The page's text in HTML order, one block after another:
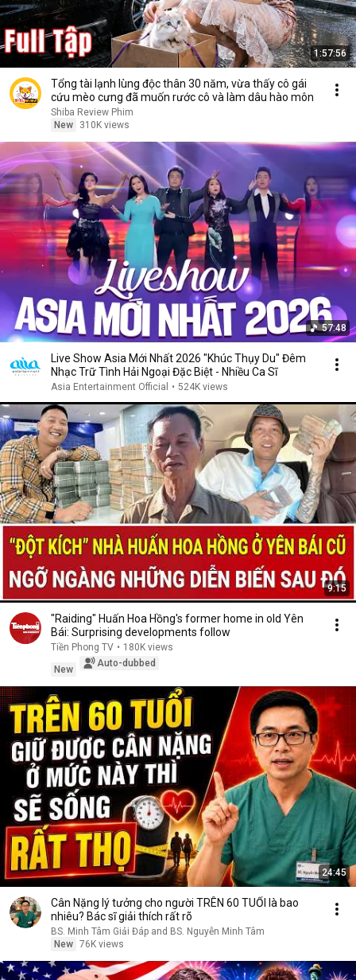
1:57:56
Tổng tài lạnh lùng độc thân 30 năm, vừa thấy cô gái
cứu mèo cưng đã muốn rước cô và làm dâu hào môn
Shiba Review Phim
New
310K views
57:48
Live Show Asia Mới Nhất 2026 "Khúc Thụy Du" Đêm
Nhạc Trữ Tình Hải Ngoại Đặc Biệt - Nhiều Ca Sĩ
Asia Entertainment Official • 524K views
9:15
"Raiding" Huấn Hoa Hồng's former home in old Yên
Bái: Surprising developments follow
Tiền Phong TV • 180K views
New
Auto-dubbed
24:45
Cân Nặng lý tưởng cho người TRÊN 60 TUỔI là bao
nhiêu? Bác sĩ giải thích rất rõ
BS. Minh Tâm Giải Đáp and BS. Nguyễn Minh Tâm
New 76K views